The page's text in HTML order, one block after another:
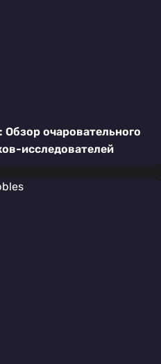
Обзор очаровательного
исследователей